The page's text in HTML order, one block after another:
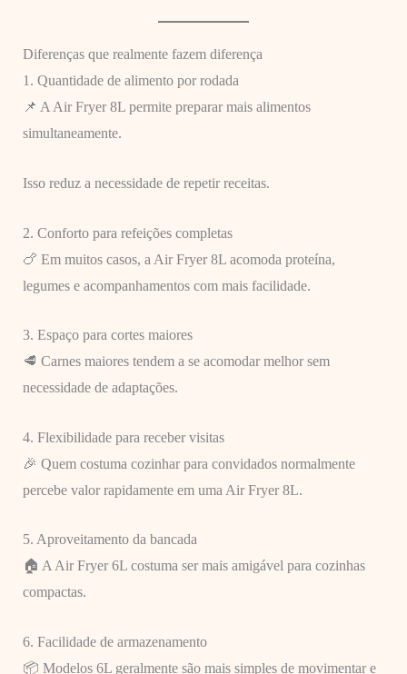
Diferenças que realmente fazem diferença
1. Quantidade de alimento por rodada
📌 A Air Fryer 8L permite preparar mais alimentos
simultaneamente.
Isso reduz a necessidade de repetir receitas.
2. Conforto para refeições completas
🍗 Em muitos casos, a Air Fryer 8L acomoda proteína,
legumes e acompanhamentos com mais facilidade.
3. Espaço para cortes maiores
🥩 Carnes maiores tendem a se acomodar melhor sem
necessidade de adaptações.
4. Flexibilidade para receber visitas
🎉 Quem costuma cozinhar para convidados normalmente
percebe valor rapidamente em uma Air Fryer 8L.
5. Aproveitamento da bancada
🏠 A Air Fryer 6L costuma ser mais amigável para cozinhas
compactas.
6. Facilidade de armazenamento
📦 Modelos 6L geralmente são mais simples de movimentar e